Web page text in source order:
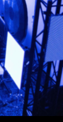
design 8
2